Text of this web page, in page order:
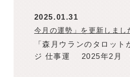
2025.01.31
今月の運勢」を更新しまし
「森月ウランのタロット
ジ 仕事運 2025年2月